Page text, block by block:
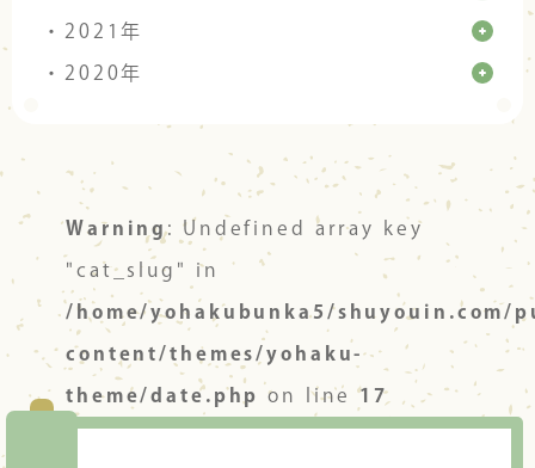
Warning: Undefined array key
"cat_slug" in
/home/yohakubunka5/shuyouin.com/
content/themes/yohaku-
theme/date.php on line17
・2021年
・2020年